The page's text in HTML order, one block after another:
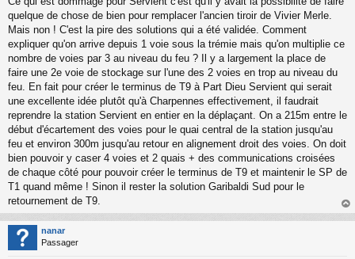
g
e
n
o
n
u
quelque de chose de bien pour remplacer l'ancien tiroir de Vivier Merle.
Mais non ! C'est la pire des solutions qui a été validée. Comment
expliquer qu'on arrive depuis 1 voie sous la trémie mais qu'on multiplie ce
nombre de voies par 3 au niveau du feu ? Il y a largement la place de
faire une 2e voie de stockage sur l'une des 2 voies en trop au niveau du
feu. En fait pour créer le terminus de T9 à Part Dieu Servient qui serait
une excellente idée plutôt qu'à Charpennes effectivement, il faudrait
reprendre la station Servient en entier en la déplaçant. On a 215m entre le
début d'écartement des voies pour le quai central de la station jusqu'au
feu et environ 300m jusqu'au retour en alignement droit des voies. On doit
bien pouvoir y caser 4 voies et 2 quais + des communications croisées
de chaque côté pour pouvoir créer le terminus de T9 et maintenir le SP de
T1 quand même ! Sinon il rester la solution Garibaldi Sud pour le
retournement de T9.
au
nanar
Passager